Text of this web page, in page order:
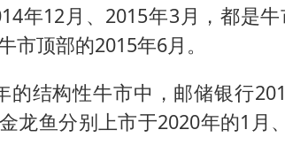
年12月、2015年3月，都是
市顶部的2015年6月。
的结构性牛市中，邮储银行
龙鱼分别上市于2020年的1月